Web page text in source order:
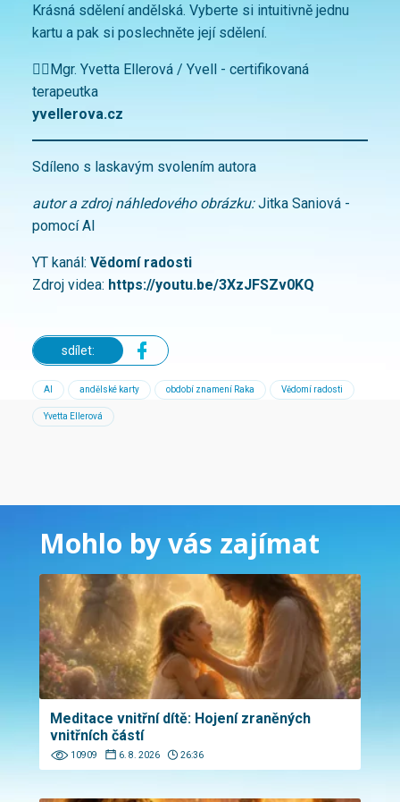
Krásná sdělení andělská. Vyberte si intuitivně jednu
kartu a pak si poslechněte její sdělení.
🙋‍♀️Mgr. Yvetta Ellerová / Yvell - certifikovaná
terapeutka
yvellerova.cz
Sdíleno s laskavým svolením autora
autor a zdroj náhledového obrázku:Jitka Saniová -
pomocí AI
YT kanál: Vědomí radosti
Zdroj videa: https://youtu.be/3XzJFSZv0KQ
sdílet:
AI andělské karty období znamení Raka Vědomí radosti
Yvetta Ellerová
Mohlo by vás zajímat
Meditace vnitřní dítě: Hojení zraněných
vnitřních částí
10909 6. 8. 2026 26:36